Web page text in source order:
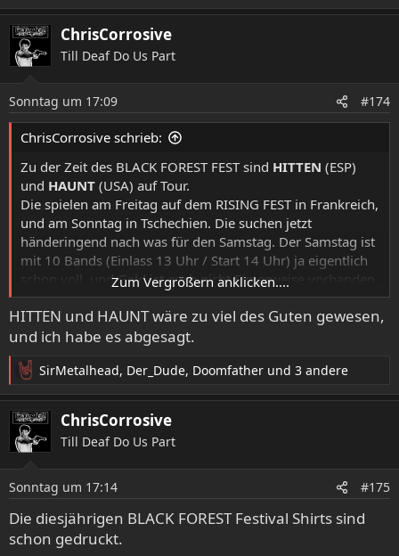
ChrisCorrosive
Till Deaf Do Us Part
Sonntag um 17:09 #174
ChrisCorrosive schrieb:
Zu der Zeit des BLACK FOREST FEST sind HITTEN (ESP)
und HAUNT (USA) auf Tour.
Die spielen am Freitag auf dem RISING FEST in Frankreich,
und am Sonntag in Tschechien. Die suchen jetzt
händeringend nach was für den Samstag. Der Samstag ist
mit 10 Bands (Einlass 13 Uhr / Start 14 Uhr) ja eigentlich
schon voll, und Geld ist auch nicht Eimerweise vorhanden,
bzw. die Ticketpreise lassen sich wegen denen auch nicht
mehr erhöhen. Dazu spielen die dann eine Woche nach
dem Black Forest im Keiler in Stuttgart. Was aber "weil
Bin da innerlich hin und her gerissen... Weil eine
Aufwertung wäre es auf der anderen Seite ja doch auch.
Eine Möglichkeit wäre: Einlass 12 Uhr und Start 12:30 Uhr
Habt Ihr dazu "tiefere" Meinungen für mich?
Also nicht nur: "HITTEN und HAUNT sind geil." Das weiß
ich selbst
Zum Vergrößern anklicken....
HITTEN und HAUNT wäre zu viel des Guten gewesen,
und ich habe es abgesagt.
R
e
a
k
t
n
e
n
:
SirMetalhead, Der_Dude, Doomfather und 3 andere
ChrisCorrosive
Till Deaf Do Us Part
Sonntag um 17:14 #175
Die diesjährigen BLACK FOREST Festival Shirts sind
schon gedruckt.